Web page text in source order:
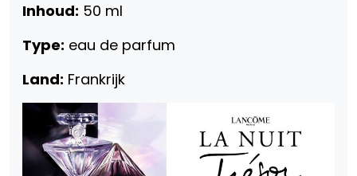
Inhoud: 50 ml
Type: eau de parfum
Land: Frankrijk